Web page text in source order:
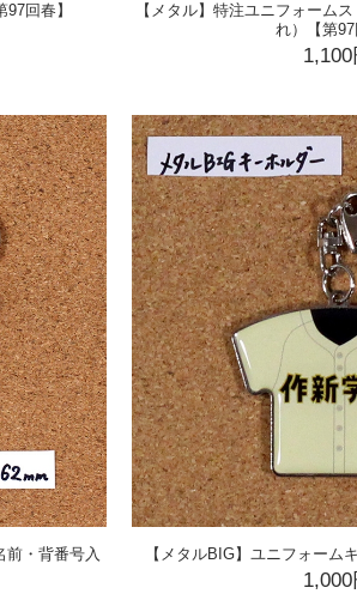
回春】
【メタル】特注ユニフォーム
れ）【第97
1,100
前・背番号入
【メタルBIG】ユニフォーム
1,000